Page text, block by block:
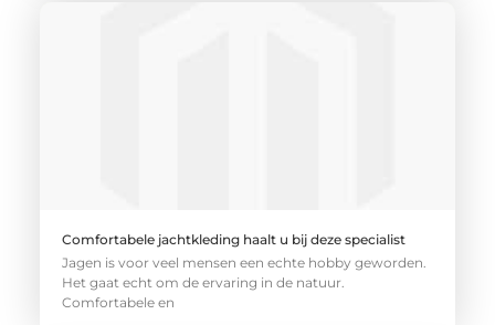
Comfortabele jachtkleding haalt u bij deze specialist
Jagen is voor veel mensen een echte hobby geworden.
Het gaat echt om de ervaring in de natuur.
Comfortabele en